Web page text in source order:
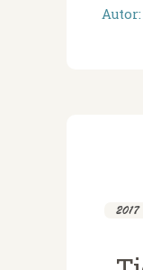
Autor:
2017